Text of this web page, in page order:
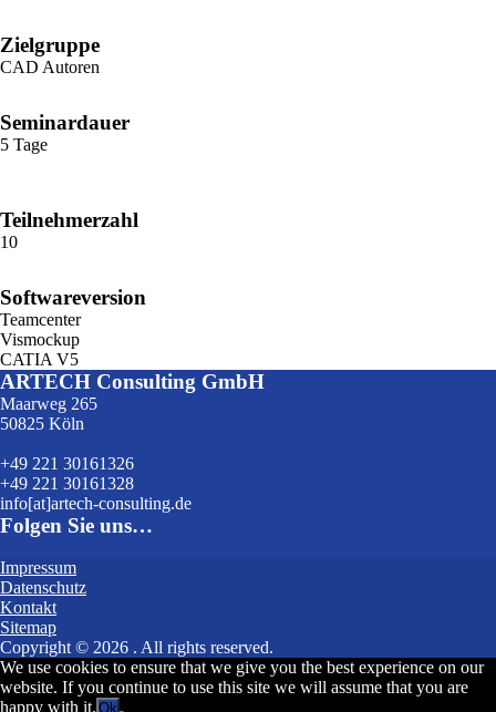
Zielgruppe
CAD Autoren
Seminardauer
5 Tage
Teilnehmerzahl
10
Softwareversion
Teamcenter
Vismockup
CATIA V5
ARTECH Consulting GmbH
Maarweg 265
50825 Köln
+49 221 30161326
+49 221 30161328
info[at]artech-consulting.de
Folgen Sie uns…
Impressum
Datenschutz
Kontakt
Sitemap
Copyright © 2026 . All rights reserved.
We use cookies to ensure that we give you the best experience on our
website. If you continue to use this site we will assume that you are
happy with it. Ok